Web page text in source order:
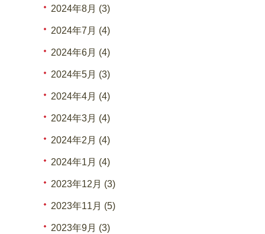
2024年8月 (3)
2024年7月 (4)
2024年6月 (4)
2024年5月 (3)
2024年4月 (4)
2024年3月 (4)
2024年2月 (4)
2024年1月 (4)
2023年12月 (3)
2023年11月 (5)
2023年9月 (3)